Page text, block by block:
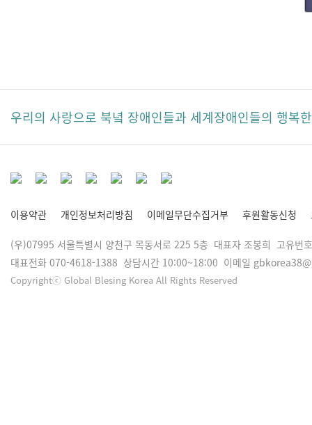
우리의 사랑으로 북녘 장애인들과 세계장애인들의 행복
이용약관 개인정보처리방침 이메일무단수집거부 후원활동신청
(우)07995 서울특별시 양천구 목동서로 225 5층 대표자 조봉희 고유번
대표전화 070-4618-1388 상담시간 10:00~18:00 이메일
Copyrightⓒ Global Blesing Korea All Rights Reserved